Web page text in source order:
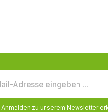
zu unserem Newsletter